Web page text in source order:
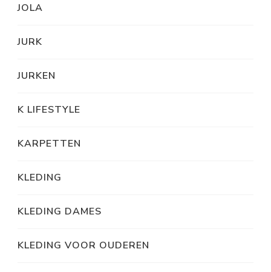
JOLA
JURK
JURKEN
K LIFESTYLE
KARPETTEN
KLEDING
KLEDING DAMES
KLEDING VOOR OUDEREN